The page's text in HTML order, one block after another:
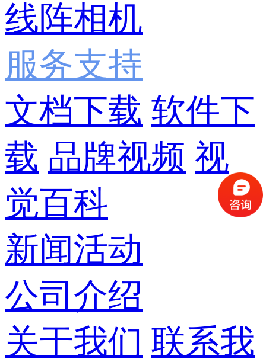
线阵相机
服务支持
文档下载 软件下
载 品牌视频 视
觉百科
新闻活动
公司介绍
关于我们 联系我